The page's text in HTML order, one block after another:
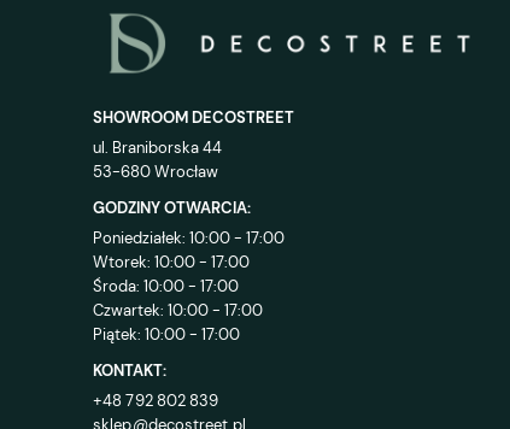
SHOWROOM DECOSTREET
ul. Braniborska 44
53-680 Wrocław
GODZINY OTWARCIA:
Poniedziałek: 10:00 - 17:00
Wtorek: 10:00 - 17:00
Środa: 10:00 - 17:00
Czwartek: 10:00 - 17:00
Piątek: 10:00 - 17:00
KONTAKT:
+48 792 802 839